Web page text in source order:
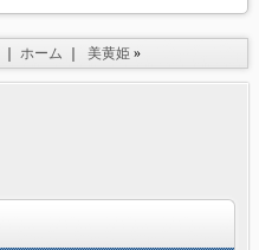
｜ホーム ｜美黄姫 »